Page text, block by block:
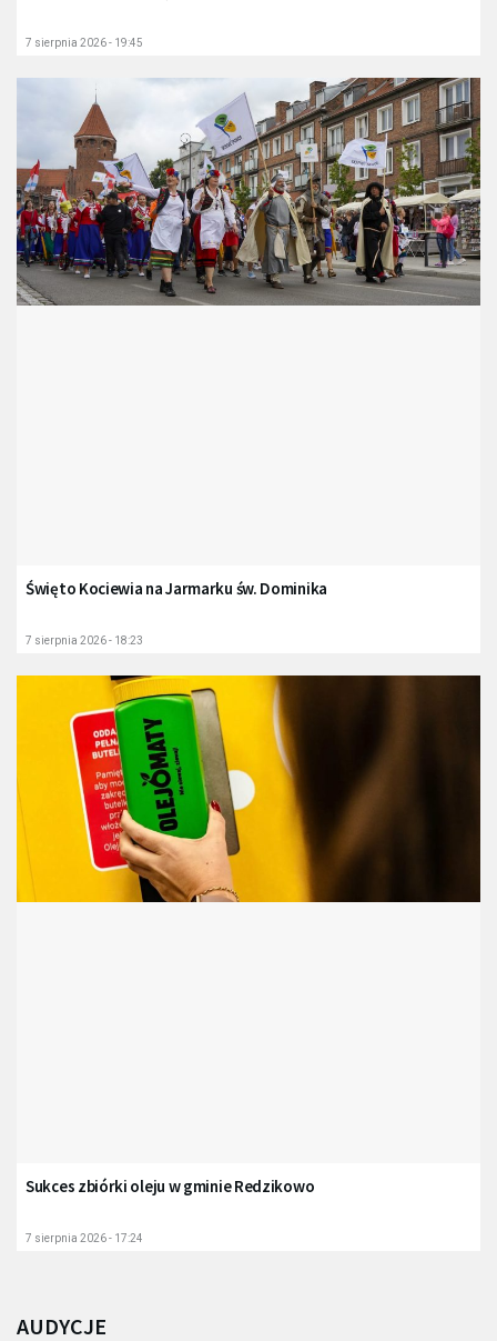
7 sierpnia 2026 - 19:45
Święto Kociewia na Jarmarku św. Dominika
7 sierpnia 2026 - 18:23
Sukces zbiórki oleju w gminie Redzikowo
7 sierpnia 2026 - 17:24
AUDYCJE